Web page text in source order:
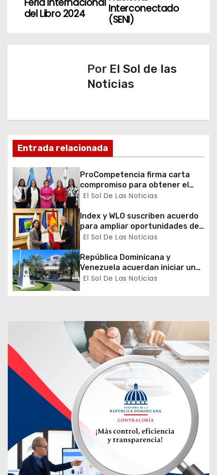
n
d
e
e
n
t
r
a
d
Interconectado
(SENI)
Feria Internacional
del Libro 2024
Por El Sol de las
Noticias
Entrada relacionada
ProCompetencia firma carta
compromiso para obtener el
Sello Igualando RD para el
El Sol De Las Noticias
Index y WLO suscriben acuerdo
para ampliar oportunidades de
formación de dominicanos en el
El Sol De Las Noticias
República Dominicana y
Venezuela acuerdan iniciar un
proceso de normalización
El Sol De Las Noticias